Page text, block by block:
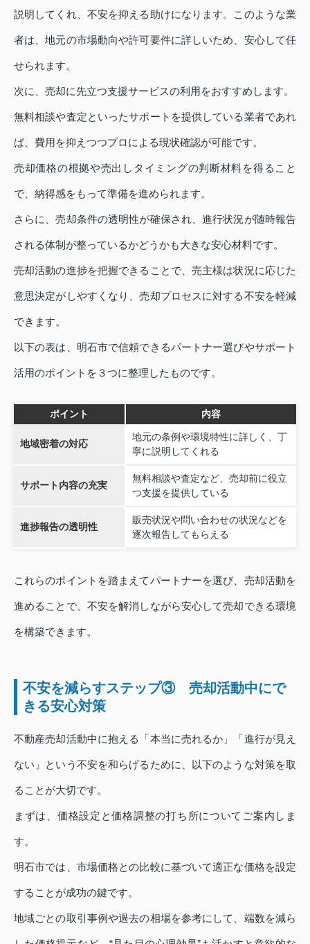
説明してくれ、不安を抑える助けになります。このような業
者は、地元の市場動向や許可要件に詳しいため、安心して任
せられます。
次に、売却に先立つ支援サービスの利用をおすすめします。
無料相談や査定といったサポートを提供している業者であれ
ば、費用を抑えつつプロによる現状確認が可能です。
売却価格の根拠や売出しタイミングの判断材料を得ること
で、納得感をもって準備を進められます。
さらに、売却条件の透明性が確保され、進行状況が随時報告
される体制が整っているかどうかも大きな安心材料です。
売却活動の進捗を把握できることで、売主様は状況に応じた
意思決定がしやすくなり、売却プロセスに対する不安を軽減
できます。
以下の表は、明石市で信頼できるパートナー選びやサポート
活用のポイントを３つに整理したものです。
ポイント 内容
地域密着の対応
地元の条例や環境特性に詳しく、丁
寧に説明してくれる
サポート内容の充実
無料相談や査定など、売却前に役立
つ支援を提供している
進捗報告の透明性
販売状況や問い合わせの状況などを
逐次報告してもらえる
これらのポイントを踏まえてパートナーを選び、売却活動を
進めることで、不安を解消しながら安心して売却できる環境
を構築できます。
不安を減らすステップ③ 売却活動中にで
きる安心対策
不動産売却活動中に抱える「本当に売れるか」「進行が見え
ない」という不安を和らげるために、以下のような対策を取
ることが大切です。
まずは、価格設定と価格調整の打ち所についてご案内しま
す。
明石市では、市場価格との比較に基づいて適正な価格を設定
することが成功の鍵です。
地域ごとの取引事例や過去の相場を参考にして、端数を減ら